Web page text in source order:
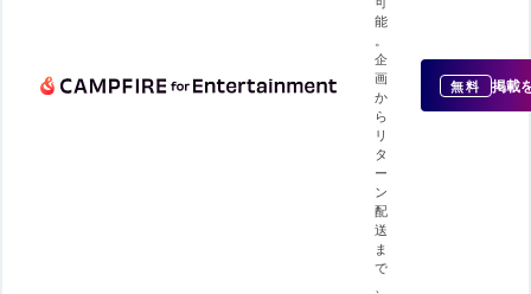
能
企
画
か
ら
リ
タ
ー
ン
配
送
ま
で
無料 掲載